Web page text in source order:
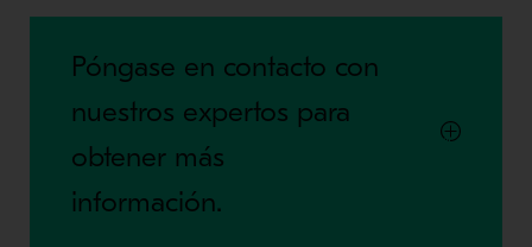
Póngase en contacto con
nuestros expertos para
obtener más
información.